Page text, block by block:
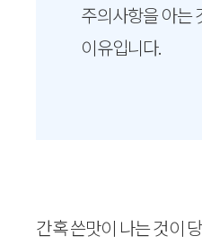
주의사항을 아는
이유입니다.
간혹 쓴맛이 나는 것이